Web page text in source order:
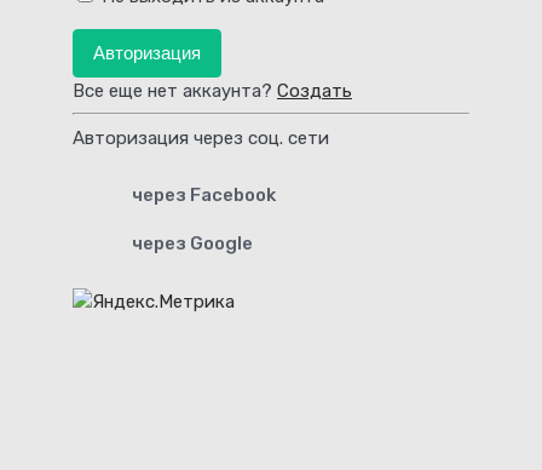
Авторизация
Все еще нет аккаунта? Создать
Авторизация через соц. сети
через Facebook
через Google